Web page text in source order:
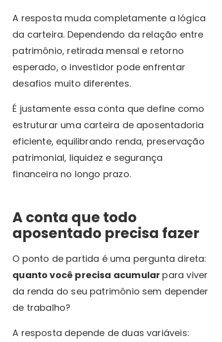
A resposta muda completamente a lógica
da carteira. Dependendo da relação entre
patrimônio, retirada mensal e retorno
esperado, o investidor pode enfrentar
desafios muito diferentes.
É justamente essa conta que define como
estruturar uma carteira de aposentadoria
eficiente, equilibrando renda, preservação
patrimonial, liquidez e segurança
financeira no longo prazo.
A conta que todo
aposentado precisa fazer
O ponto de partida é uma pergunta direta:
quanto você precisa acumular para viver
da renda do seu patrimônio sem depender
de trabalho?
A resposta depende de duas variáveis: